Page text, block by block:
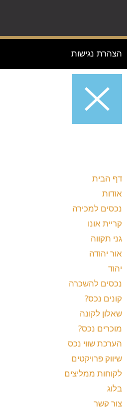
הצהרת נגישות
דף הבית
אודות
נכסים למכירה
קריית אונו
גני תקווה
אור יהודה
יהוד
נכסים להשכרה
קונים נכס?
שאלון לקונה
מוכרים נכס?
הערכת שווי נכס
שיווק פרויקטים
לקוחות ממליצים
בלוג
צור קשר